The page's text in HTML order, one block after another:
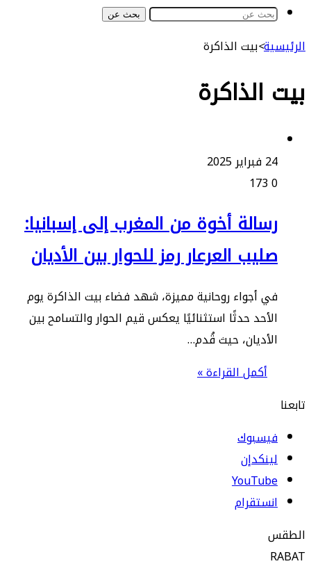
>بيت الذاكرة
أخوة من المغرب إلى إسبانيا:
العرعار رمز للحوار بين الأديان
أجواء روحانية مميزة، شهد فضاء بيت الذاكرة يوم
حدثًا استثنائيًا يعكس قيم الحوار والتسامح بين
حيث قُدم…
أكمل القراءة »